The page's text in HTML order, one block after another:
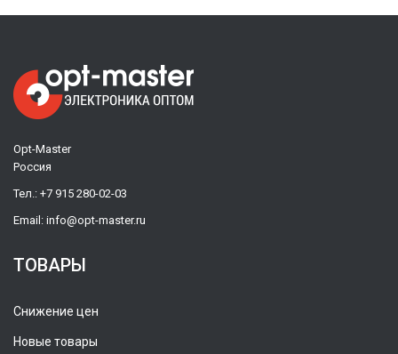
Opt-Master
Россия
Тел.: +7 915 280-02-03
Email: info@opt-master.ru
ТОВАРЫ
Снижение цен
Новые товары